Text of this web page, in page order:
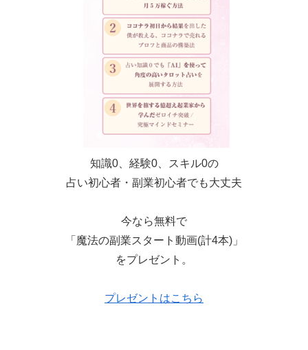
知識0、経験0、スキル0の
占い初心者・副業初心者でも大丈夫
今なら無料で
「魔法の副業スタート動画(計4本)」
をプレゼント。
プレゼントはこちら